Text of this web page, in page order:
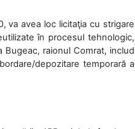
va avea loc licitaţia cu strigare
în procesul tehnologic,
raionul Comrat, includ
depozitare temporară a